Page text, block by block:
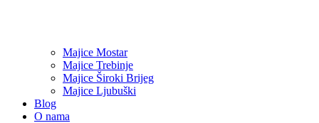
Majice Mostar
Majice Trebinje
Majice Široki Brijeg
Majice Ljubuški
Blog
O nama